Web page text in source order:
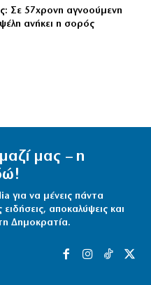
Σε 57χρονη αγνοούμενη
ανήκει η σορός
μας – η
για να μένεις πάντα
αποκαλύψεις και
Δημοκρατία.